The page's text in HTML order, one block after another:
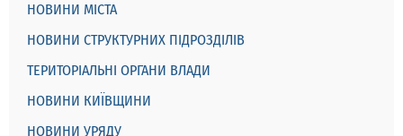
НОВИНИ МІСТА
НОВИНИ СТРУКТУРНИХ ПІДРОЗДІЛІВ
ТЕРИТОРІАЛЬНІ ОРГАНИ ВЛАДИ
НОВИНИ КИЇВЩИНИ
НОВИНИ УРЯДУ